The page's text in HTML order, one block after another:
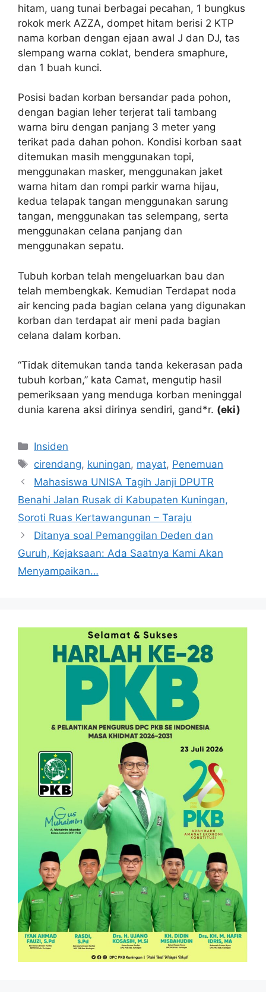
hitam, uang tunai berbagai pecahan, 1 bungkus
rokok merk AZZA, dompet hitam berisi 2 KTP
nama korban dengan ejaan awal J dan DJ, tas
slempang warna coklat, bendera smaphure,
dan 1 buah kunci.
Posisi badan korban bersandar pada pohon,
dengan bagian leher terjerat tali tambang
warna biru dengan panjang 3 meter yang
terikat pada dahan pohon. Kondisi korban saat
ditemukan masih menggunakan topi,
menggunakan masker, menggunakan jaket
warna hitam dan rompi parkir warna hijau,
kedua telapak tangan menggunakan sarung
tangan, menggunakan tas selempang, serta
menggunakan celana panjang dan
menggunakan sepatu.
Tubuh korban telah mengeluarkan bau dan
telah membengkak. Kemudian Terdapat noda
air kencing pada bagian celana yang digunakan
korban dan terdapat air meni pada bagian
celana dalam korban.
“Tidak ditemukan tanda tanda kekerasan pada
tubuh korban,” kata Camat, mengutip hasil
pemeriksaan yang menduga korban meninggal
dunia karena aksi dirinya sendiri, gand*r. (eki)
Kategori
Insiden
Tag
cirendang, kuningan, mayat, Penemuan
Mahasiswa UNISA Tagih Janji DPUTR
Benahi Jalan Rusak di Kabupaten Kuningan,
Soroti Ruas Kertawangunan – Taraju
Ditanya soal Pemanggilan Deden dan
Guruh, Kejaksaan: Ada Saatnya Kami Akan
Menyampaikan…